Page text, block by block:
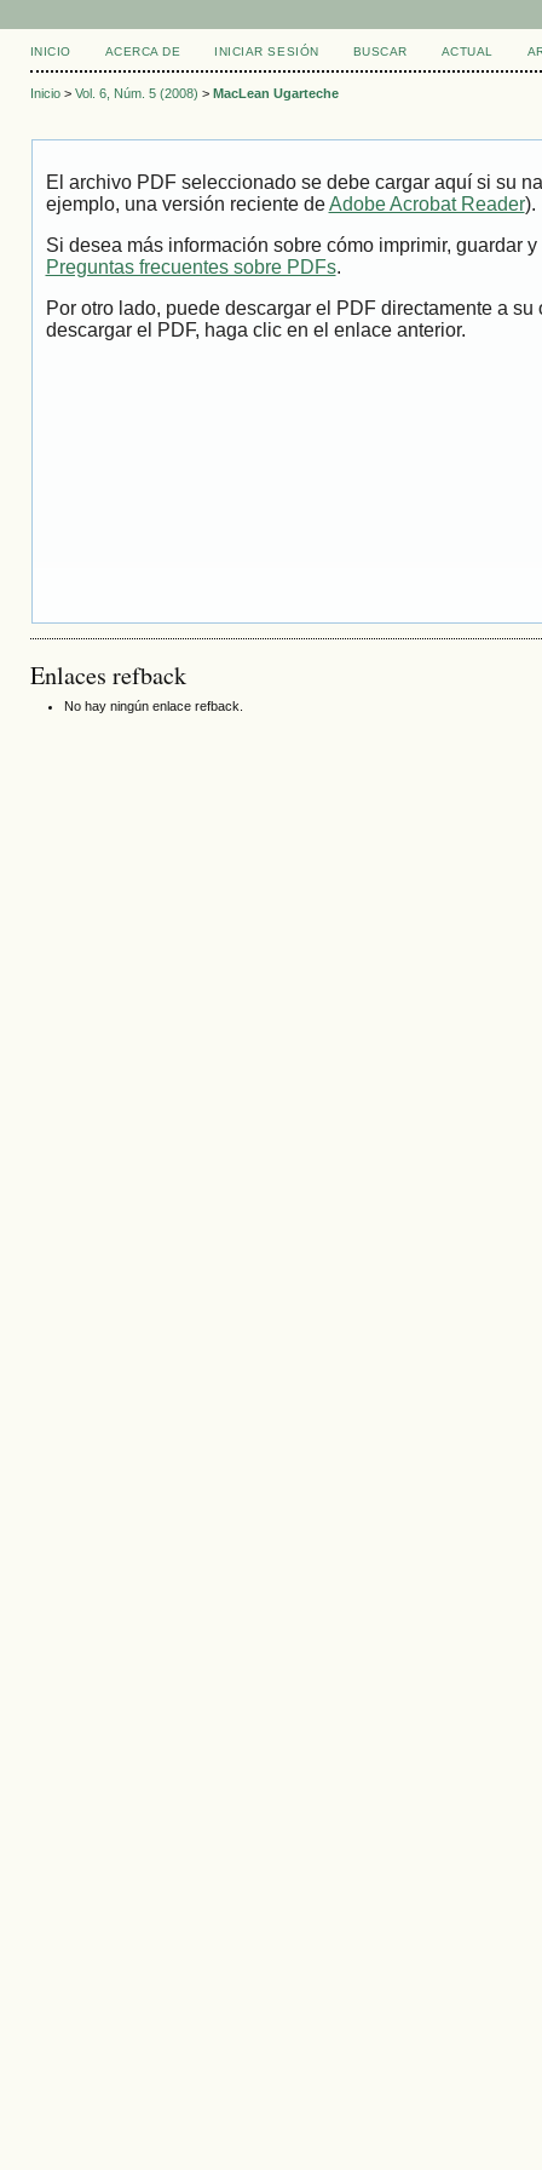
INICIO ACERCA DE INICIAR SESIÓN BUSCAR ACTUAL
Inicio> Vol. 6, Núm. 5 (2008) > MacLean Ugarteche
El archivo PDF seleccionado se debe cargar aquí si su
ejemplo, una versión reciente deAdobe Acrobat Reader).
Si desea más información sobre cómo imprimir, guardar
Preguntas frecuentes sobre PDFs.
Por otro lado, puede descargar el PDF directamente a
descargar el PDF, haga clic en el enlace anterior.
Enlaces refback
No hay ningún enlace refback.